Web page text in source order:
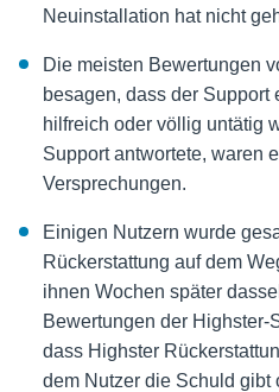
Neuinstallation hat nicht
Die meisten Bewertungen
besagen, dass der Support
hilfreich oder völlig untätig
Support antwortete, waren
Versprechungen.
Einigen Nutzern wurde
Rückerstattung auf dem
ihnen Wochen später
Bewertungen der Highster-
dass Highster
dem Nutzer die Schuld gibt